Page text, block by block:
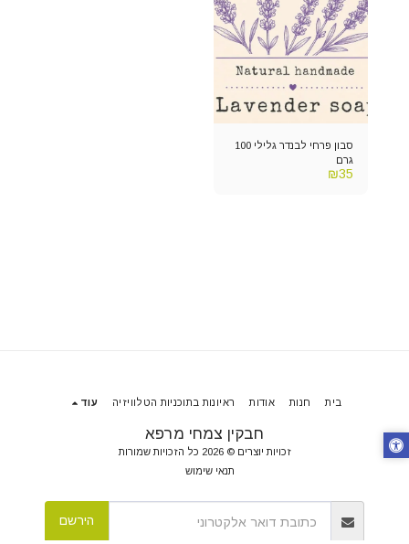
סבון פרחי לבנדר גלילי 100
גרם
₪35
חבקין צמחי מרפא
זכויות יוצרים © 2026 כל הזכויות שמורות
תנאי שימוש
בית חנות אודות ראיונות בתוכניות הטלוויזיה עוד
הירשם